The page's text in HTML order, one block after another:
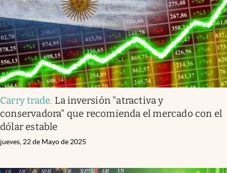
Carry trade. La inversión "atractiva y
conservadora" que recomienda el mercado con el
dólar estable
jueves, 22 de Mayo de 2025